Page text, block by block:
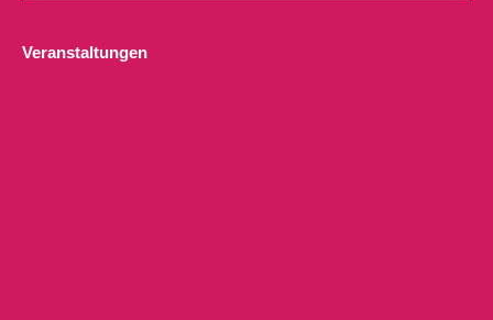
Veranstaltungen